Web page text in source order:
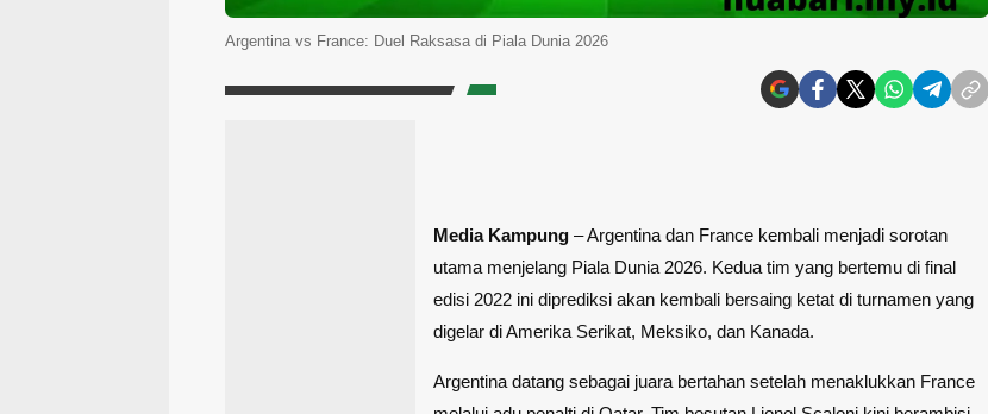
Argentina vs France: Duel Raksasa di Piala Dunia 2026
Media Kampung –Argentinadan France kembali menjadi sorotan
utama menjelang Piala Dunia 2026. Kedua tim yang bertemu di final
edisi 2022 ini diprediksi akan kembali bersaing ketat di turnamen yang
digelar di Amerika Serikat, Meksiko, dan Kanada.
Argentina datang sebagai juara bertahan setelah menaklukkan France